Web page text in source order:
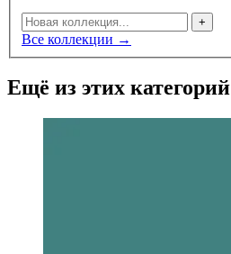
+
Все коллекции →
Ещё из этих категорий